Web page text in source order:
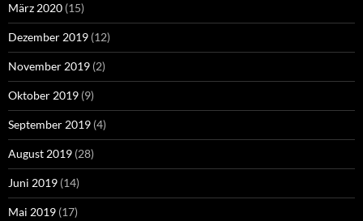
März 2020 (15)
Dezember 2019 (12)
November 2019 (2)
Oktober 2019 (9)
September 2019 (4)
August 2019 (28)
Juni 2019 (14)
Mai 2019 (17)